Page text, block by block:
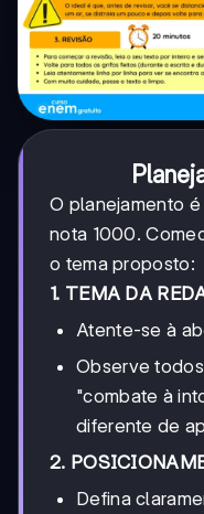
O planejamento
nota 1000.
o tema proposto:
1. TEMA DA
Atente-se à
Observe
"combate à
diferente de
2.
Defina